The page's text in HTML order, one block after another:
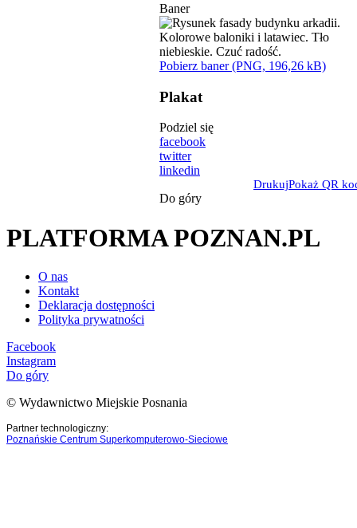
Baner
Pobierz baner (PNG, 196,26 kB)
Plakat
Podziel się
facebook
twitter
linkedin
DrukujPokaż QR
Do góry
PLATFORMA POZNAN.PL
O nas
Kontakt
Deklaracja dostępności
Polityka prywatności
Facebook
Instagram
Do góry
© Wydawnictwo Miejskie Posnania
Partner technologiczny:
Poznańskie Centrum Superkomputerowo-Sieciowe